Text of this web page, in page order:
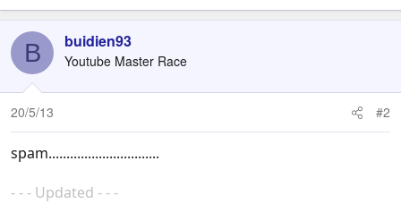
B buidien93
Youtube Master Race
20/5/13 #2
spam...............................
- - - Updated - - -